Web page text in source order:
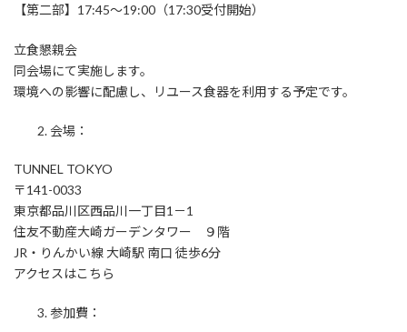
【第二部】17:45～19:00（17:30受付開始）
立食懇親会
同会場にて実施します。
環境への影響に配慮し、リユース食器を利用する予定です。
会場：
TUNNEL TOKYO
〒141-0033
東京都品川区西品川一丁目1－1
住友不動産大崎ガーデンタワー ９階
JR・りんかい線 大崎駅 南口 徒歩6分
アクセスはこちら
参加費：